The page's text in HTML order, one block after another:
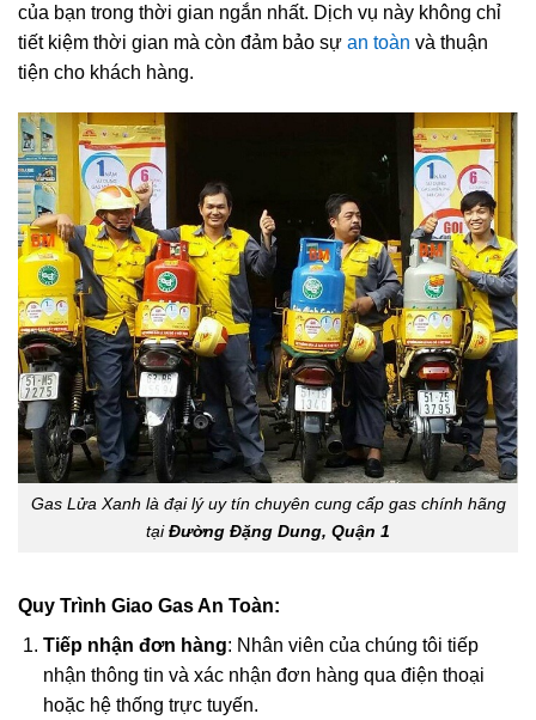
của bạn trong thời gian ngắn nhất. Dịch vụ này không chỉ
tiết kiệm thời gian mà còn đảm bảo sự an toàn và thuận
tiện cho khách hàng.
Gas Lửa Xanh là đại lý uy tín chuyên cung cấp gas chính hãng
tạiĐường Đặng Dung, Quận 1
Quy Trình Giao Gas An Toàn:
Tiếp nhận đơn hàng: Nhân viên của chúng tôi tiếp
nhận thông tin và xác nhận đơn hàng qua điện thoại
hoặc hệ thống trực tuyến.